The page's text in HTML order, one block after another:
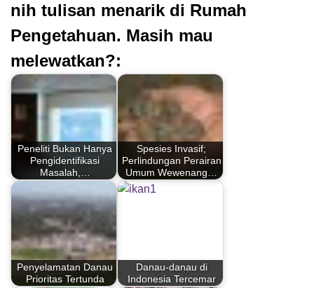
nih tulisan menarik di Rumah
Pengetahuan. Masih mau
melewatkan?:
Peneliti Bukan Hanya
Pengidentifikasi
Masalah,…
Spesies Invasif;
Perlindungan Perairan
Umum Wewenang…
Penyelamatan Danau
Prioritas Tertunda
Danau-danau di
Indonesia Tercemar